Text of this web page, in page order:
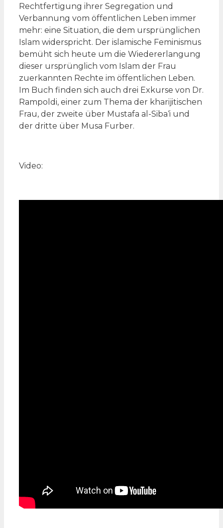
Rechtfertigung ihrer Segregation und
Verbannung vom öffentlichen Leben immer
mehr: eine Situation, die dem ursprünglichen
Islam widerspricht. Der islamische Feminismus
bemüht sich heute um die Wiedererlangung
dieser ursprünglich vom Islam der Frau
zuerkannten Rechte im öffentlichen Leben.
Im Buch finden sich auch drei Exkurse von Dr.
Rampoldi, einer zum Thema der kharijitischen
Frau, der zweite über Mustafa al-Siba‘i und
der dritte über Musa Furber.
Video: